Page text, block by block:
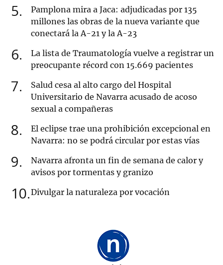
5
Pamplona mira a Jaca: adjudicadas por 135
millones las obras de la nueva variante que
conectará la A-21 y la A-23
6
La lista de Traumatología vuelve a registrar un
preocupante récord con 15.669 pacientes
7
Salud cesa al alto cargo del Hospital
Universitario de Navarra acusado de acoso
sexual a compañeras
8
El eclipse trae una prohibición excepcional en
Navarra: no se podrá circular por estas vías
9
Navarra afronta un fin de semana de calor y
avisos por tormentas y granizo
10 Divulgar la naturaleza por vocación